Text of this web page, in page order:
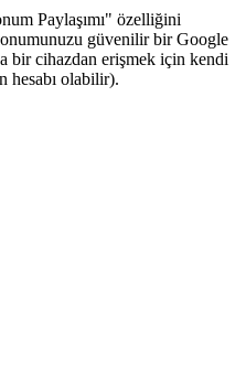
Paylaşımı" özelliğini
güvenilir bir Google
bir cihazdan erişmek için kendi
hesabı olabilir).